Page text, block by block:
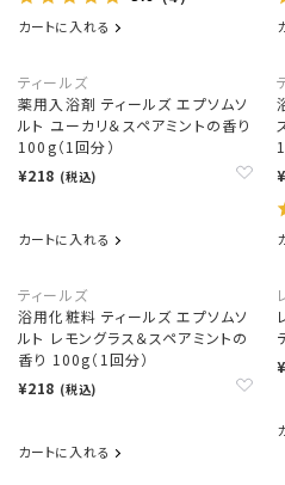
カートに入れる
ティールズ
薬用入浴剤 ティールズ エプソムソ
ルト ユーカリ＆スペアミントの香り
100g（1回分）
¥218 (税込)
カートに入れる
ティールズ
浴用化粧料 ティールズ エプソムソ
ルト レモングラス＆スペアミントの
香り 100g（1回分）
¥218 (税込)
カートに入れる